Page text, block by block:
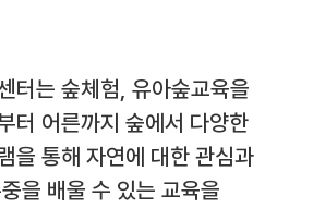
터는 숲체험, 유아숲교육을
터 어른까지 숲에서 다양한
을 통해 자연에 대한 관심과
을 배울 수 있는 교육을